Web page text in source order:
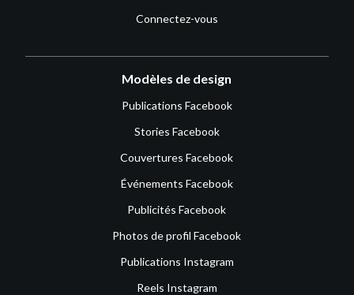
Connectez-vous
Modèles de design
Publications Facebook
Stories Facebook
Couvertures Facebook
Événements Facebook
Publicités Facebook
Photos de profil Facebook
Publications Instagram
Reels Instagram